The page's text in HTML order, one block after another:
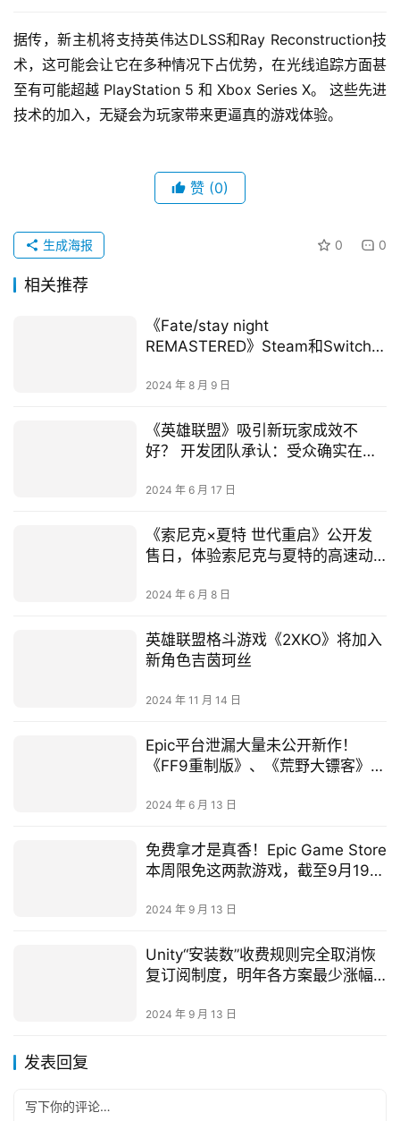
据传，新主机将支持英伟达DLSS和Ray Reconstruction技
术，这可能会让它在多种情况下占优势，在光线追踪方面甚
至有可能超越 PlayStation 5 和 Xbox Series X。 这些先进
技术的加入，无疑会为玩家带来更逼真的游戏体验。
赞 (0)
0 0
生成海报
相关推荐
《Fate/stay night
REMASTERED》Steam和Switch版
2024 年 8 月 9 日
《英雄联盟》吸引新玩家成效不
好？ 开发团队承认：受众确实在老
2024 年 6 月 17 日
《索尼克×夏特 世代重启》公开发
售日，体验索尼克与夏特的高速动
2024 年 6 月 8 日
英雄联盟格斗游戏《2XKO》将加入
新角色吉茵珂丝
2024 年 11 月 14 日
Epic平台泄漏大量未公开新作！
《FF9重制版》、《荒野大镖客》初
2024 年 6 月 13 日
免费拿才是真香！Epic Game Store
本周限免这两款游戏，截至9月19日
2024 年 9 月 13 日
Unity“安装数”收费规则完全取消恢
复订阅制度，明年各方案最少涨幅
2024 年 9 月 13 日
发表回复